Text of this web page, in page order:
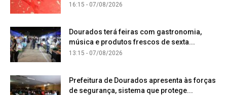
16:15 - 07/08/2026
Dourados terá feiras com gastronomia,
música e produtos frescos de sexta...
13:15 - 07/08/2026
Prefeitura de Dourados apresenta às forças
de segurança, sistema que protege...